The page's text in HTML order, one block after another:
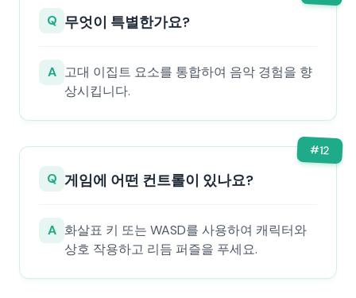
Q 무엇이 특별한가요?
A 고대 이집트 요소를 통합하여 음악 경험을 향
상시킵니다.
#12
Q 게임에 어떤 컨트롤이 있나요?
A 화살표 키 또는 WASD를 사용하여 캐릭터와
상호 작용하고 리듬 퍼즐을 푸세요.